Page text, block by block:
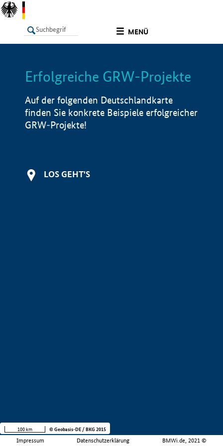
MENÜ
LISTE Info
Erfolgreiche GRW-Projekte
Auf der folgenden Deutschlandkarte
finden Sie konkrete Beispiele erfolgreicher
GRW-Projekte!
LOS GEHT'S
Impressum Datenschutzerklärung BMWi.de, 2021 ©
100 km © Geobasis-DE / BKG 2015